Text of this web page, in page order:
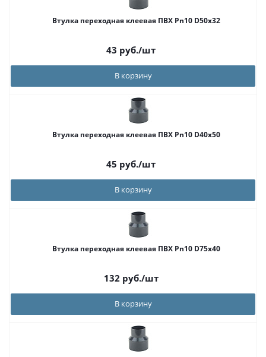
Втулка переходная клеевая ПВХ Pn10 D50x32
43 руб./шт
В корзину
Втулка переходная клеевая ПВХ Pn10 D40x50
45 руб./шт
В корзину
Втулка переходная клеевая ПВХ Pn10 D75x40
132 руб./шт
В корзину